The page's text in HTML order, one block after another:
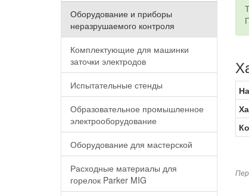
Оборудование и приборы
неразрушаемого контроля
Комплектующие для машинки
заточки электродов
Испытательные стенды
Образовательное промышленное
электрооборудование
Оборудование для мастерской
Расходные материалы для
горелок Parker MIG